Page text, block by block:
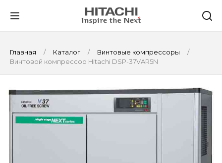
Главная Каталог
Винтовые компрессоры
Винтовой компрессор Hitachi DSP-37VAR5N